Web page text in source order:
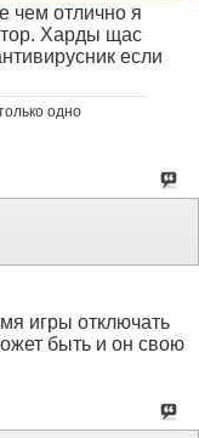
чем отлично я
Харды щас
если
одно
игры отключать
быть и он свою